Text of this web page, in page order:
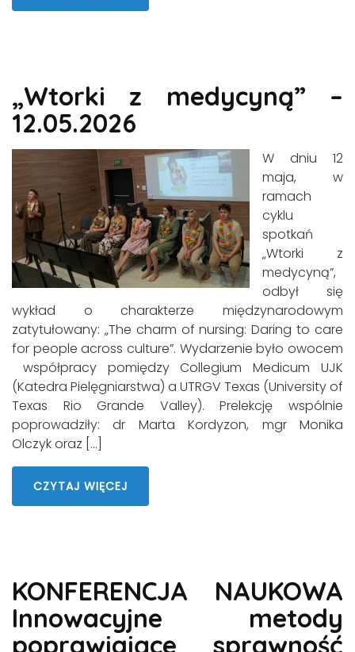
„Wtorki z medycyną” –
12.05.2026
W dniu 12
maja, w
ramach
cyklu
spotkań
„Wtorki z
medycyną”,
odbył się
wykład o charakterze międzynarodowym
zatytułowany: „The charm of nursing: Daring to care
for people across culture”. Wydarzenie było owocem
współpracy pomiędzy Collegium Medicum UJK
(Katedra Pielęgniarstwa) a UTRGV Texas (University of
Texas Rio Grande Valley). Prelekcję wspólnie
poprowadziły: dr Marta Kordyzon, mgr Monika
Olczyk oraz […]
CZYTAJ WIĘCEJ
KONFERENCJA NAUKOWA
Innowacyjne metody
poprawiające sprawność